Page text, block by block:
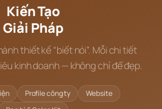
Kiến Tạo
Giải Pháp
thiết kế “biết nói”. Mỗi chi tiết
kinh doanh — không chỉ để đẹp.
Profile công ty
Website